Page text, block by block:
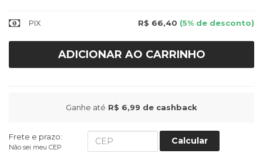
PIX R$ 66,40 (5% de desconto)
ADICIONAR AO CARRINHO
Ganhe até R$ 6,99 de cashback
Frete e prazo:
Não sei meu CEP
Calcular